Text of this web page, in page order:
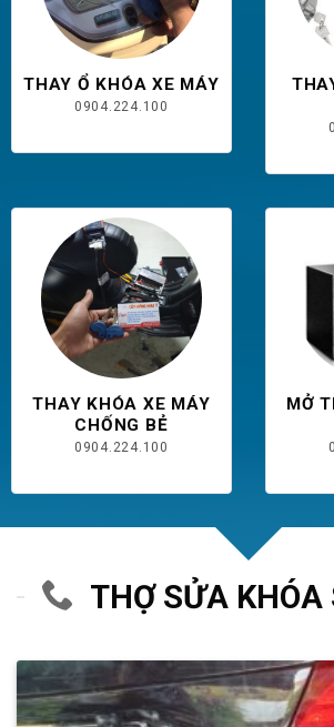
THAY Ổ KHÓA XE MÁY
0904.224.100
THAY KHÓA XE MÁY
CHỐNG BẺ
0904.224.100
MỞ
THỢ SỬA KHÓA